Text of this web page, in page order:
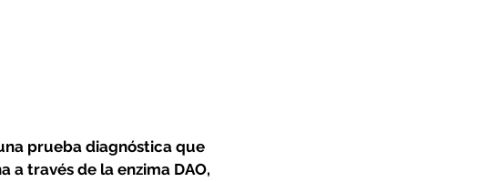
prueba diagnóstica que
través de la enzima DAO,